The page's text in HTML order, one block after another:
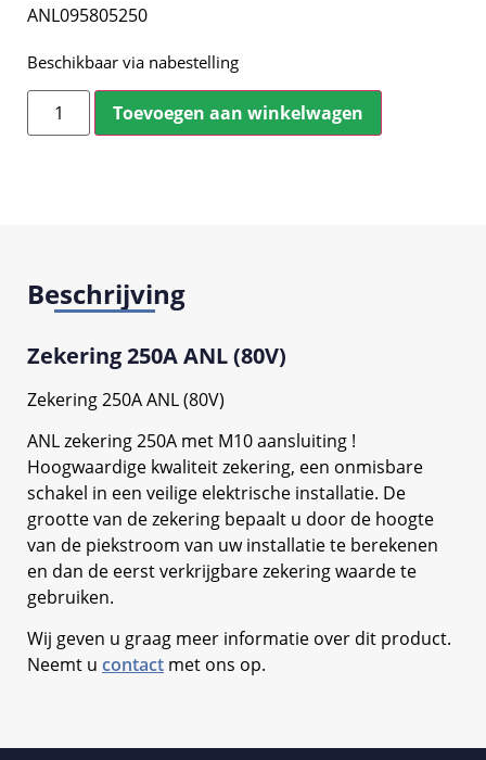
ANL095805250
Beschikbaar via nabestelling
Toevoegen aan winkelwagen
Beschrijving
Zekering 250A ANL (80V)
Zekering 250A ANL (80V)
ANL zekering 250A met M10 aansluiting !
Hoogwaardige kwaliteit zekering, een onmisbare
schakel in een veilige elektrische installatie. De
grootte van de zekering bepaalt u door de hoogte
van de piekstroom van uw installatie te berekenen
en dan de eerst verkrijgbare zekering waarde te
gebruiken.
Wij geven u graag meer informatie over dit product.
Neemt u contact met ons op.